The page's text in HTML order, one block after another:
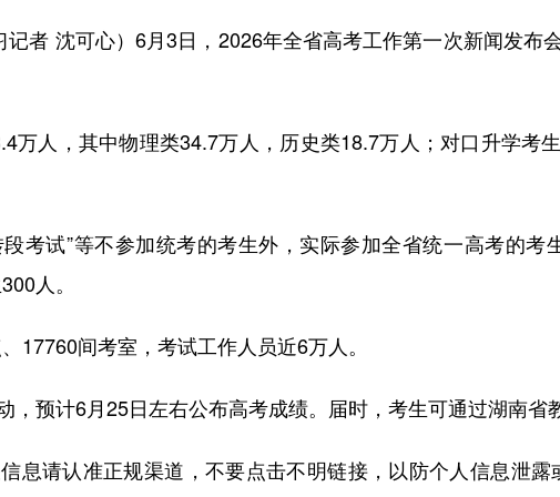
沈可心）6月3日，2026年全省高考工作第一次新闻发布
人，其中物理类34.7万人，历史类18.7万人；对口升学考
试”等不参加统考的考生外，实际参加全省统一高考的考
人。
间考室，考试工作人员近6万人。
计6月25日左右公布高考成绩。届时，考生可通过湖南省
请认准正规渠道，不要点击不明链接，以防个人信息泄露